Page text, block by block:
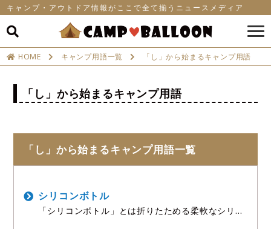
キャンプ・アウトドア情報がここで全て揃うニュースメディア
HOME キャンプ用語一覧 「し」から始まるキャンプ用語
「し」から始まるキャンプ用語
「し」から始まるキャンプ用語一覧
シリコンボトル
「シリコンボトル」とは折りたためる柔軟なシリコ